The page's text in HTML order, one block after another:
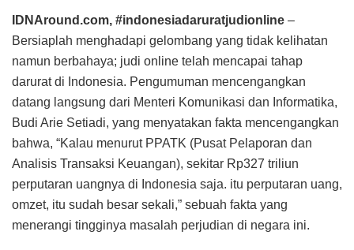
IDNAround.com, #indonesiadaruratjudionline –
Bersiaplah menghadapi gelombang yang tidak kelihatan
namun berbahaya; judi online telah mencapai tahap
darurat di Indonesia. Pengumuman mencengangkan
datang langsung dari Menteri Komunikasi dan Informatika,
Budi Arie Setiadi, yang menyatakan fakta mencengangkan
bahwa, “Kalau menurut PPATK (Pusat Pelaporan dan
Analisis Transaksi Keuangan), sekitar Rp327 triliun
perputaran uangnya di Indonesia saja. itu perputaran uang,
omzet, itu sudah besar sekali,” sebuah fakta yang
menerangi tingginya masalah perjudian di negara ini.